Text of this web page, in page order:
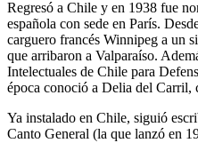
Regresó a Chile y en 1938 fue
española con sede en París.
carguero francés Winnipeg a un
que arribaron a Valparaíso.
Intelectuales de Chile para
época conoció a Delia del Carril,
Ya instalado en Chile, siguió
Canto General (la que lanzó en